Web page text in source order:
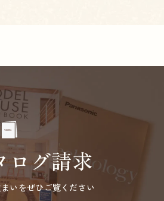
ログ請求
いをぜひご覧ください